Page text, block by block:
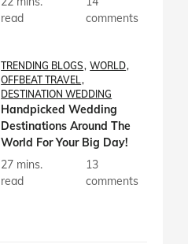
read
comments
TRENDING BLOGS
WORLD
OFFBEAT TRAVEL
DESTINATION WEDDING
Handpicked Wedding
Destinations Around The
World For Your Big Day!
27 mins.
read
13
comments